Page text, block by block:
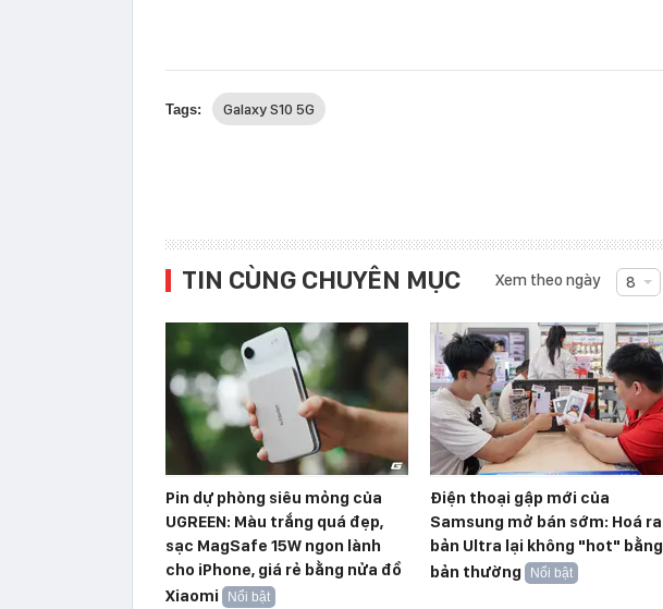
Tags: Galaxy S10 5G
TIN CÙNG CHUYÊN MỤC Xem theo ngày 8
Pin dự phòng siêu mỏng của
UGREEN: Màu trắng quá đẹp,
sạc MagSafe 15W ngon lành
cho iPhone, giá rẻ bằng nửa đồ
Xiaomi
Nổi bật
Điện thoại gập mới của
Samsung mở bán sớm: Hoá ra
bản Ultra lại không "hot" bằng
bản thường
Nổi bật